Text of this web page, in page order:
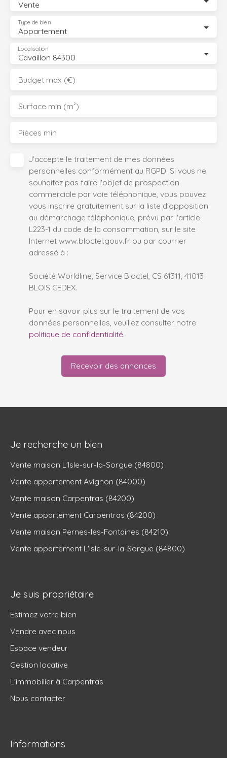
Vente
Appartement
Type de bien
Cavaillon 84300
Localisation
Budget max (€)
Surface min (m²)
Pièces min
J'accepte le traitement de mes données
personnelles conformément au RGPD. Si vous ne
souhaitez pas faire l'objet de prospection
commerciale par voie téléphonique, vous pouvez
vous inscrire gratuitement sur la liste d'opposition
au démarchage téléphonique, prévu par l'article
L223-1 du code de la consommation, sur le site
Internet www.bloctel.gouv.fr ou par courrier
adressé à :
Société Worldline, Service Bloctel, CS 61311, 41013
BLOIS CEDEX.
Pour en savoir plus sur le traitement de vos
données personnelles, veuillez consulter notre
politique de confidentialité.
Recevoir des annonces
Je recherche un bien
Vente maison L'Isle-sur-la-Sorgue (84800)
Vente appartement Avignon (84000)
Vente maison Carpentras (84200)
Vente appartement Carpentras (84200)
Vente maison Pernes-les-Fontaines (84210)
Vente appartement L'Isle-sur-la-Sorgue (84800)
Je suis propriétaire
Estimez votre bien
Vendre avec nous
Espace vendeur
Gestion locative
L'immobilier à Carpentras
Nous contacter
Informations